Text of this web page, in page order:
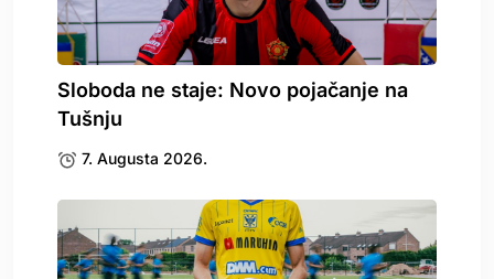
Sloboda ne staje: Novo pojačanje na
Tušnju
7. Augusta 2026.